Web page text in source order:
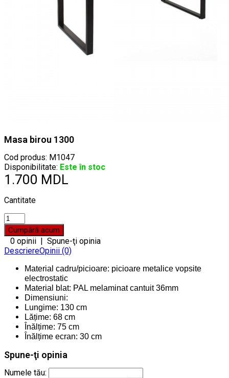
Masa birou 1300
Cod produs: M1047
Disponibilitate: Este în stoc
1.700 MDL
Cantitate
0 opinii | Spune-ţi opinia
DescriereOpinii (0)
Material cadru/picioare: picioare metalice vopsite
electrostatic
Material blat: PAL melaminat cantuit 36mm
Dimensiuni:
Lungime: 130 cm
Lățime: 68 cm
Înălțime: 75 cm
Înălțime ecran: 30 cm
Spune-ţi opinia
Numele tău: